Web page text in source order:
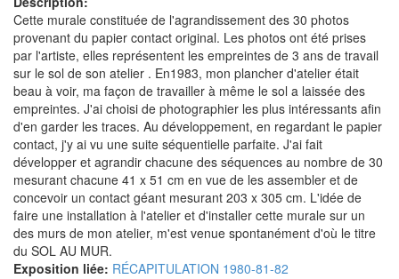
Cette murale constituée de l'agrandissement des 30 photos
provenant du papier contact original. Les photos ont été prises
par l'artiste, elles représentent les empreintes de 3 ans de travail
sur le sol de son atelier . En1983, mon plancher d'atelier était
beau à voir, ma façon de travailler à même le sol a laissée des
empreintes. J'ai choisi de photographier les plus intéressants afin
d'en garder les traces. Au développement, en regardant le papier
contact, j'y ai vu une suite séquentielle parfaite. J'ai fait
développer et agrandir chacune des séquences au nombre de 30
mesurant chacune 41 x 51 cm en vue de les assembler et de
concevoir un contact géant mesurant 203 x 305 cm. L'idée de
faire une installation à l'atelier et d'installer cette murale sur un
des murs de mon atelier, m'est venue spontanément d'où le titre
du SOL AU MUR.
Exposition liée: RÉCAPITULATION 1980-81-82